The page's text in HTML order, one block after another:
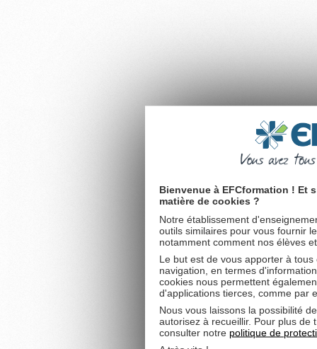
Bienvenue à EFCformation ! Et
matière de cookies ?
Notre établissement
outils similaires pour vous fournir
notamment comment nos élèves
Le but est de vous apporter à
navigation, en termes
cookies nous permettent
d'applications tierces, comme par
Nous vous laissons la possibilité
autorisez à recueillir. Pour plus de
consulter notre politique de